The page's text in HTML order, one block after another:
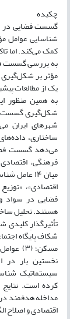
چکیده
گسست فضایی در
شناسایی عوامل
کمک می‌کند. اما
به بررسی گسست
مؤثر بر
یک از مطالعات
به همین منظور
شکل‌گیری گسست
شهرهای ایران
ساختاری،
می‌دهد گسست
فرهنگی،
میان ۱۴
اقتصادی»،
فضایی در سواد
تأثیرگذارِ کلیدی
نخستین بار در
سیستماتیک
کرده است.
مداخله هدفمند
اقتصادی و اصلاح